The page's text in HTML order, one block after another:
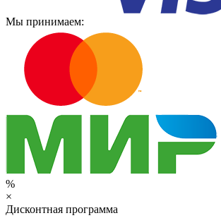
Мы принимаем:
%
×
Дисконтная программа